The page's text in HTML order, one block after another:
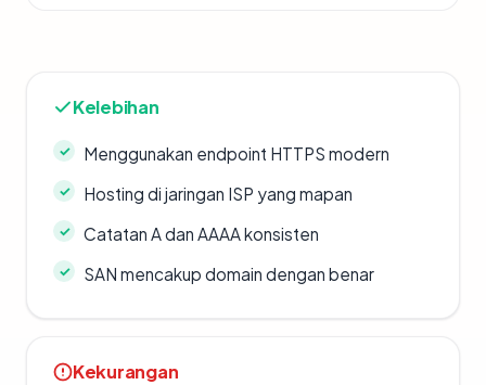
Kelebihan
Menggunakan endpoint HTTPS modern
Hosting di jaringan ISP yang mapan
Catatan A dan AAAA konsisten
SAN mencakup domain dengan benar
Kekurangan